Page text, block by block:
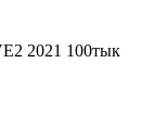
2021 100тык